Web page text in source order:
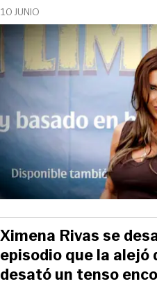
10 JUNIO
Ximena Rivas se
episodio que la alejó
desató un tenso